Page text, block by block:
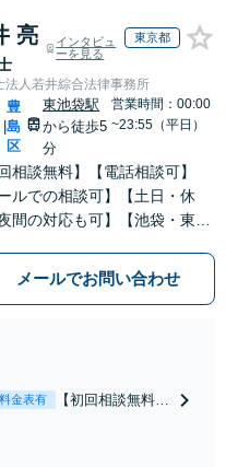
亮
インタビュ
ーを見る
東京都
法人若井綜合法律事務所
豊
島
区
東池袋駅
から徒歩5
分
営業時間：00:00
~23:55（平日）
回相談無料】【電話相談可】
ールでの相談可】【土日・休
間の対応も可】【池袋・東池
ブル・刑事事件を中心に「個
の方からのご相談・ご依頼を幅
メールでお問い合わせ
料金表有
【初回相談無料】